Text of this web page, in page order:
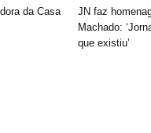
da Casa
JN faz
Machado:
que existiu’